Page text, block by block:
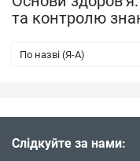
та контролю
По назві (Я-А)
Слідкуйте за нами: